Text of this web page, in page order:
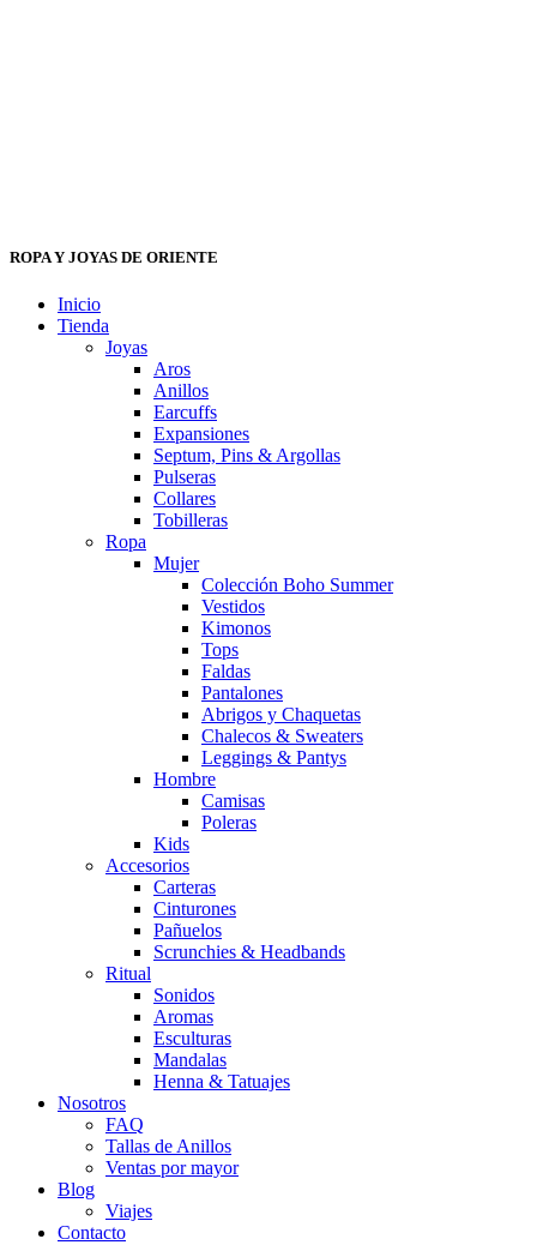
ROPA Y JOYAS DE ORIENTE
Inicio
Tienda
Joyas
Aros
Anillos
Earcuffs
Expansiones
Septum, Pins & Argollas
Pulseras
Collares
Tobilleras
Ropa
Mujer
Colección Boho Summer
Vestidos
Kimonos
Tops
Faldas
Pantalones
Abrigos y Chaquetas
Chalecos & Sweaters
Leggings & Pantys
Hombre
Camisas
Poleras
Kids
Accesorios
Carteras
Cinturones
Pañuelos
Scrunchies & Headbands
Ritual
Sonidos
Aromas
Esculturas
Mandalas
Henna & Tatuajes
Nosotros
FAQ
Tallas de Anillos
Ventas por mayor
Blog
Viajes
Contacto